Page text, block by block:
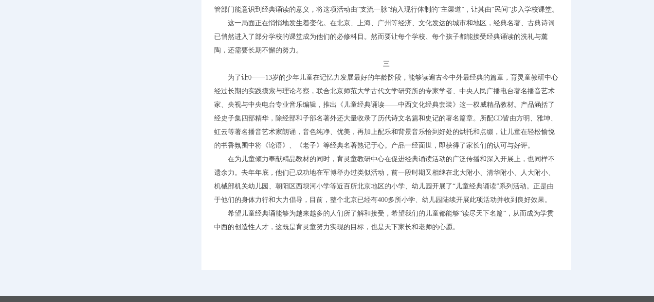
管部门能意识到经典诵读的意义，将这项活动由“支流一脉”纳入现行体制的“主渠道”，让其由“民间”步入学校课堂。
这一局面正在悄悄地发生着变化。在北京、上海、广州等经济、文化发达的城市和地区，经典名著、古典诗词
已悄然进入了部分学校的课堂成为他们的必修科目。然而要让每个学校、每个孩子都能接受经典诵读的洗礼与薰
陶，还需要长期不懈的努力。
三
为了让0——13岁的少年儿童在记忆力发展最好的年龄阶段，能够读遍古今中外最经典的篇章，育灵童教研中心
经过长期的实践摸索与理论考察，联合北京师范大学古代文学研究所的专家学者、中央人民广播电台著名播音艺术
家、央视与中央电台专业音乐编辑，推出《儿童经典诵读——中西文化经典套装》这一权威精品教材。产品涵括了
经史子集四部精华，除经部和子部名著外还大量收录了历代诗文名篇和史记的著名篇章。所配CD皆由方明、雅坤、
虹云等著名播音艺术家朗诵，音色纯净、优美，再加上配乐和背景音乐恰到好处的烘托和点缀，让儿童在轻松愉悦
的书香氛围中将《论语》、《老子》等经典名著熟记于心。产品一经面世，即获得了家长们的认可与好评。
在为儿童倾力奉献精品教材的同时，育灵童教研中心在促进经典诵读活动的广泛传播和深入开展上，也同样不
遗余力。去年年底，他们已成功地在军博举办过类似活动，前一段时期又相继在北大附小、清华附小、人大附小、
机械部机关幼儿园、朝阳区西坝河小学等近百所北京地区的小学、幼儿园开展了“儿童经典诵读”系列活动。正是由
于他们的身体力行和大力倡导，目前，整个北京已经有400多所小学、幼儿园陆续开展此项活动并收到良好效果。
希望儿童经典诵能够为越来越多的人们所了解和接受，希望我们的儿童都能够“读尽天下名篇”，从而成为学贯
中西的创造性人才，这既是育灵童努力实现的目标，也是天下家长和老师的心愿。